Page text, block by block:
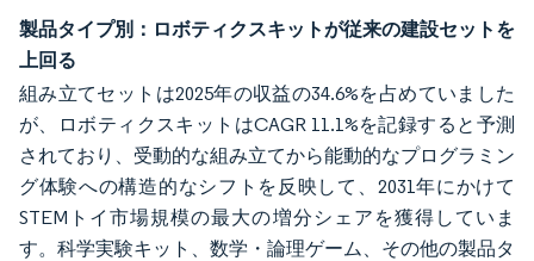
製品タイプ別：ロボティクスキットが従来の建設セットを
上回る
組み立てセットは2025年の収益の34.6%を占めていました
が、ロボティクスキットはCAGR 11.1%を記録すると予測
されており、受動的な組み立てから能動的なプログラミン
グ体験への構造的なシフトを反映して、2031年にかけて
STEMトイ市場規模の最大の増分シェアを獲得していま
す。科学実験キット、数学・論理ゲーム、その他の製品タ